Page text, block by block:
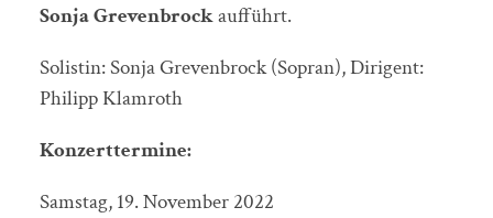
Sonja Grevenbrockaufführt.
Solistin: Sonja Grevenbrock (Sopran), Dirigent:
Philipp Klamroth
Konzerttermine:
Samstag, 19. November 2022